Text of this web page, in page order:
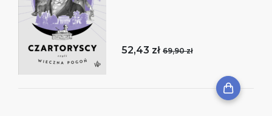
52,43 zł 69,90 zł